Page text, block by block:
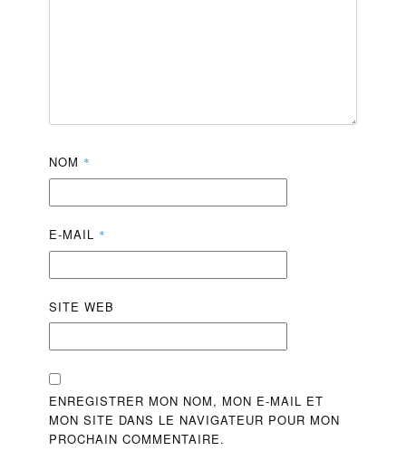
NOM *
E-MAIL *
SITE WEB
ENREGISTRER MON NOM, MON E-MAIL ET
MON SITE DANS LE NAVIGATEUR POUR MON
PROCHAIN COMMENTAIRE.